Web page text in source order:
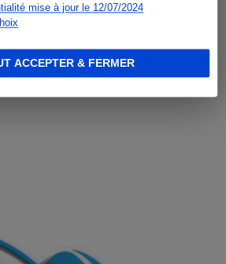
mise à jour le 12/07/2024
ACCEPTER & FERMER
zéro déchet CoffeeB (vidéo)